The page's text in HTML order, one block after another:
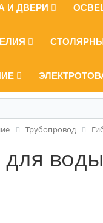
И ДВЕРИ
Трубопровод
для